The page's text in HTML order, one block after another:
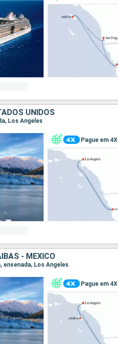
UNIDOS
Los Angeles
Pague em 4X
- MEXICO
ensenada, Los Angeles
Pague em 4X